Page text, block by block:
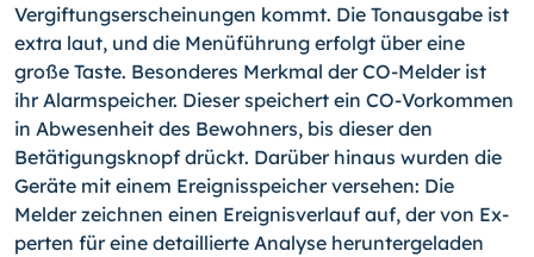
Vergiftungserscheinungen kommt. Die Tonausgabe ist
extra laut, und die Menüführung erfolgt über eine
große Taste. Besonderes Merkmal der CO-Melder ist
ihr Alarmspeicher. Dieser speichert ein CO-Vorkommen
in Abwesenheit des Bewohners, bis dieser den
Betätigungsknopf drückt. Darüber hinaus wurden die
Geräte mit einem Ereignisspeicher versehen: Die
Melder zeichnen einen Ereignisverlauf auf, der von Ex­
perten für eine detaillierte Analyse heruntergeladen